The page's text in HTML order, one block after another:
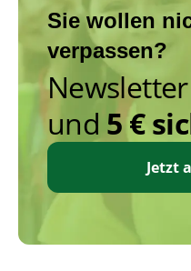
Sie wollen
verpassen?
und 5 €
Jetzt